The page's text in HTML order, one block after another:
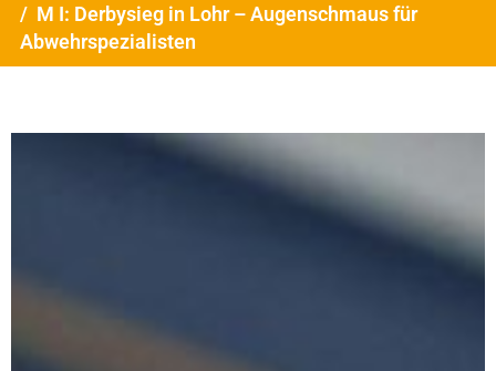
M I: Derbysieg in Lohr – Augenschmaus für
Abwehrspezialisten